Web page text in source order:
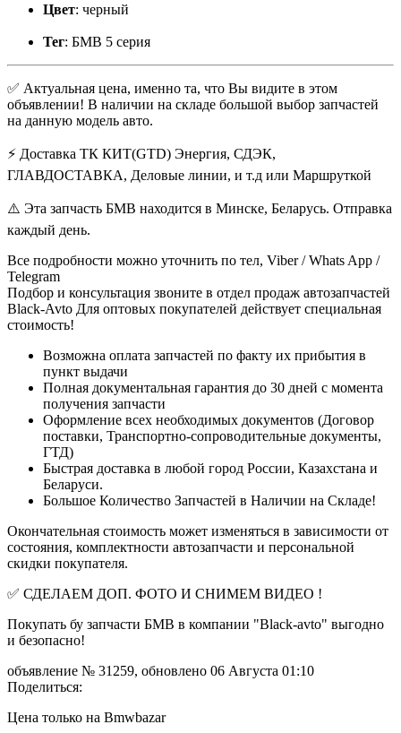
Цвет: черный
Тег: БМВ 5 серия
✅ Актуальная цена, именно та, что Вы видите в этом
объявлении! В наличии на складе большой выбор запчастей
на данную модель авто.
⚡ Доставка ТК КИТ(GTD) Энергия, СДЭК,
ГЛАВДОСТАВКА, Деловые линии, и т.д или Маршруткой
⚠️ Эта запчасть БМВ находится в Минске, Беларусь. Отправка
каждый день.
Все подробности можно уточнить по тел, Viber / Whats App /
Telegram
Подбор и консультация звоните в отдел продаж автозапчастей
Black-Avto Для оптовых покупателей действует специальная
стоимость!
Возможна оплата запчастей по факту их прибытия в
пункт выдачи
Полная документальная гарантия до 30 дней с момента
получения запчасти
Оформление всех необходимых документов (Договор
поставки, Транспортно-сопроводительные документы,
ГТД)
Быстрая доставка в любой город России, Казахстана и
Беларуси.
Большое Количество Запчастей в Наличии на Складе!
Окончательная стоимость может изменяться в зависимости от
состояния, комплектности автозапчасти и персональной
скидки покупателя.
✅ СДЕЛАЕМ ДОП. ФОТО И СНИМЕМ ВИДЕО !
Покупать бу запчасти БМВ в компании "Black-avto" выгодно
и безопасно!
объявление № 31259, обновлено 06 Августа 01:10
Поделиться:
Цена только на Bmwbazar